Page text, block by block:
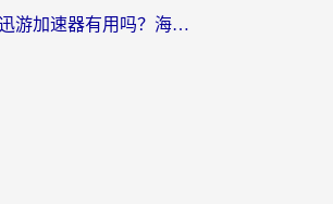
最强蜗牛迅游加速器有用吗？海外玩家国服游戏加速避坑指南（附德国玩忍者必须死3流星蝴蝶剑解决办法）